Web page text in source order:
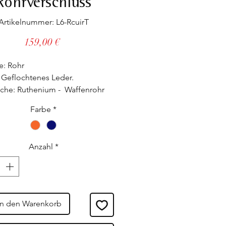
L6-RcuirT
159,00 €Preis
Rohr
Leder.
Ruthenium - Waffenrohr
Voll einstellbar, passt sich allen
an, auch den stärksten.
in unseren Werkstätten.
französische
Farbe *
Anzahl *
den Warenkorb